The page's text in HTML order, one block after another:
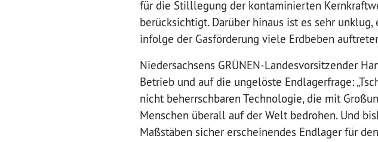
für die Stilllegung der kontaminierten
berücksichtigt. Darüber hinaus ist es sehr
infolge der Gasförderung viele Erdbeben
Niedersachsens GRÜNEN-Landesvorsitzender
Betrieb und auf die ungelöste Endlagerfrage:
nicht beherrschbaren Technologie, die mit
Menschen überall auf der Welt bedrohen. Und
Maßstäben sicher erscheinendes Endlager für